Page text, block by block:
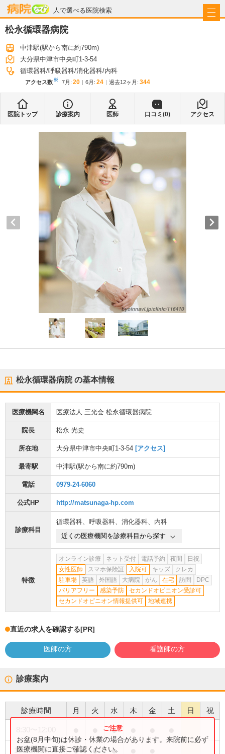
人で選べる医院検索
病院なび
松永循環器病院
中津駅(駅から南に約790m)
大分県中津市中央町1-3-54
循環器科 呼吸器科 消化器科 内科
アクセス数※ 7月 : 20 6月 : 24 過去12ヶ月: 344
医院トップ 診療案内 医師 口コミ(0) アクセス
松永循環器病院の基本情報
医療機関名 医療法人 三光会 松永循環器病院
院長 松永 光史
所在地 大分県中津市中央町1-3-54 [アクセス]
最寄駅 中津駅(駅から南に約790m)
電話 0979-24-6060
公式HP http://matsunaga-hp.com
診療科目
循環器科、 呼吸器科、 消化器科、 内科
近くの医療機関を診療科目から探す
特徴
オンライン診療 ネット受付 電話予約 夜間
日祝
女性医師
スマホ保険証 入院可 キッズ
クレカ
駐車場
英語 外国語 大病院 がん 在宅 訪問
DPC
バリアフリー
感染予防
セカンドオピニオン受診可
セカンドオピニオン情報提供可
地域連携
直近の求人を確認する[PR]
医師の方 看護師の方
診療案内
診療時間 月 火 水 木 金 土 日 祝
●
13:30〜17:00 ● ● ●
お盆(8月中旬)は休診・休業の場合があります。来院前に必ず
医療機関に直接ご確認ください。